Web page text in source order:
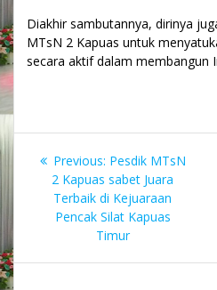
Diakhir sambutannya, dirinya
MTsN 2 Kapuas untuk
secara aktif dalam membangun
Navigasi
pos
Previous: Previous
post:
Pesdik MTsN
2 Kapuas sabet Juara
Terbaik di Kejuaraan
Pencak Silat Kapuas
Timur